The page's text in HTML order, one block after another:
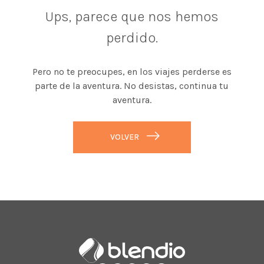
Ups, parece que nos hemos
perdido.
Pero no te preocupes, en los viajes perderse es
parte de la aventura. No desistas, continua tu
aventura.
VOLVER